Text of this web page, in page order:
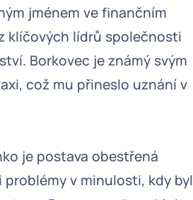
jménem ve finančním
klíčových lídrů společnosti
Borkovec je známý svým
což mu přineslo uznání v
je postava obestřená
v minulosti, kdy byl